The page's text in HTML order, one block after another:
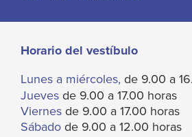
Horario del vestíbulo
Lunes a miércoles, de 9.00 a
Juevesde 9.00 a 17.00 horas
Viernesde 9.00 a 17.00 horas
Sábadode 9.00 a 12.00 horas